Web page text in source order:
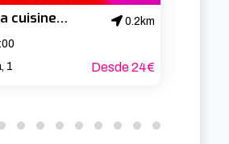
La Cubana: La cuisine de ma cousine
0.2km
1
Desde 24€